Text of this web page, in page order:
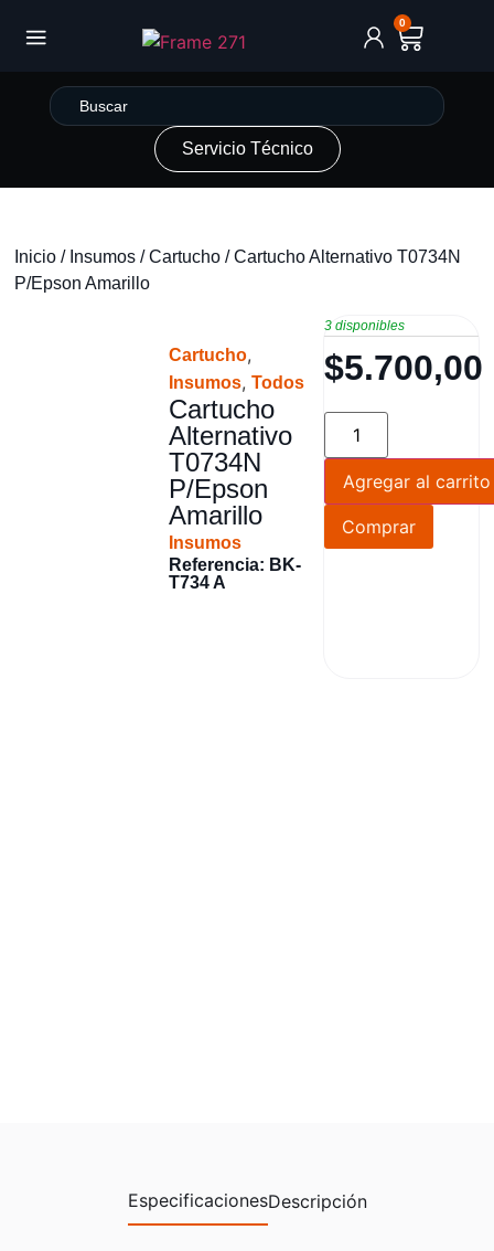
0
Servicio Técnico
Inicio / Insumos /Cartucho / Cartucho Alternativo T0734N
P/Epson Amarillo
Cartucho,
Insumos, Todos
Cartucho
Alternativo
T0734N
P/Epson
Amarillo
Insumos
Referencia: BK-
T734 A
3 disponibles
$5.700,00
Agregar al carrito
Comprar
EspecificacionesDescripción